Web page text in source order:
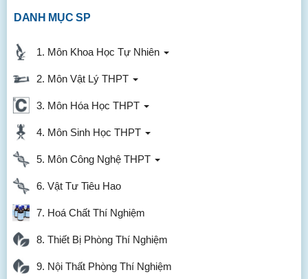
DANH MỤC SP
1. Môn Khoa Học Tự Nhiên
2. Môn Vật Lý THPT
3. Môn Hóa Học THPT
4. Môn Sinh Học THPT
5. Môn Công Nghệ THPT
6. Vật Tư Tiêu Hao
7. Hoá Chất Thí Nghiệm
8. Thiết Bị Phòng Thí Nghiệm
9. Nội Thất Phòng Thí Nghiệm